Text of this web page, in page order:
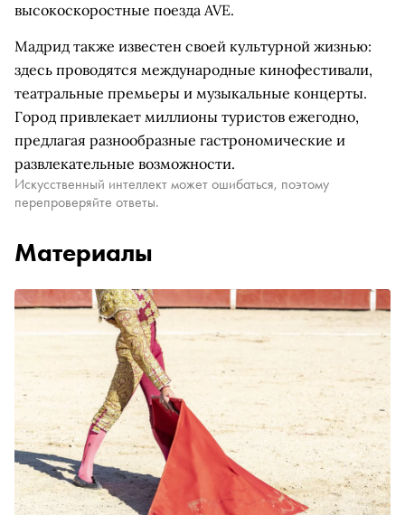
высокоскоростные поезда AVE.
Мадрид также известен своей культурной жизнью:
здесь проводятся международные кинофестивали,
театральные премьеры и музыкальные концерты.
Город привлекает миллионы туристов ежегодно,
предлагая разнообразные гастрономические и
развлекательные возможности.
Искусственный интеллект может ошибаться, поэтому
перепроверяйте ответы.
Материалы